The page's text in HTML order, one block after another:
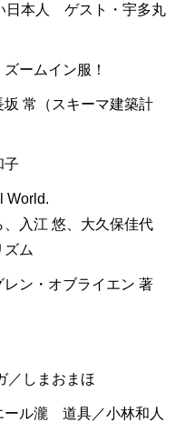
日本人 ゲスト・宇多丸
ームイン服！
常（スキーマ建築計
子
World.
入江 悠、大久保佳代
ズム
ン・オブライエン 著
しまおまほ
ール瀧 道具／小林和人